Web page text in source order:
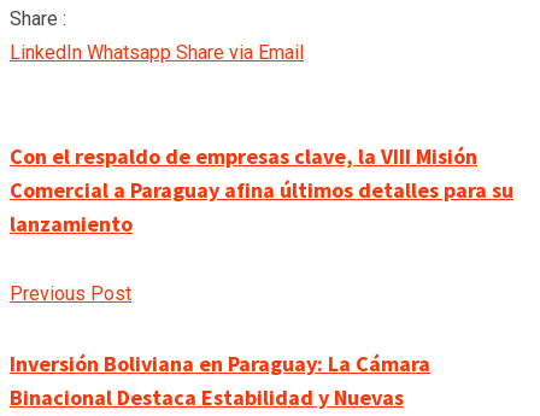
Share :
LinkedIn Whatsapp Share via Email
Con el respaldo de empresas clave, la VIII Misión
Comercial a Paraguay afina últimos detalles para su
lanzamiento
Previous Post
Inversión Boliviana en Paraguay: La Cámara
Binacional Destaca Estabilidad y Nuevas